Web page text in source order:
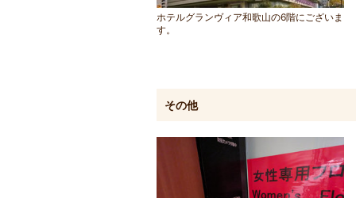
ホテルグランヴィア和歌山の6階にございま
す。
その他